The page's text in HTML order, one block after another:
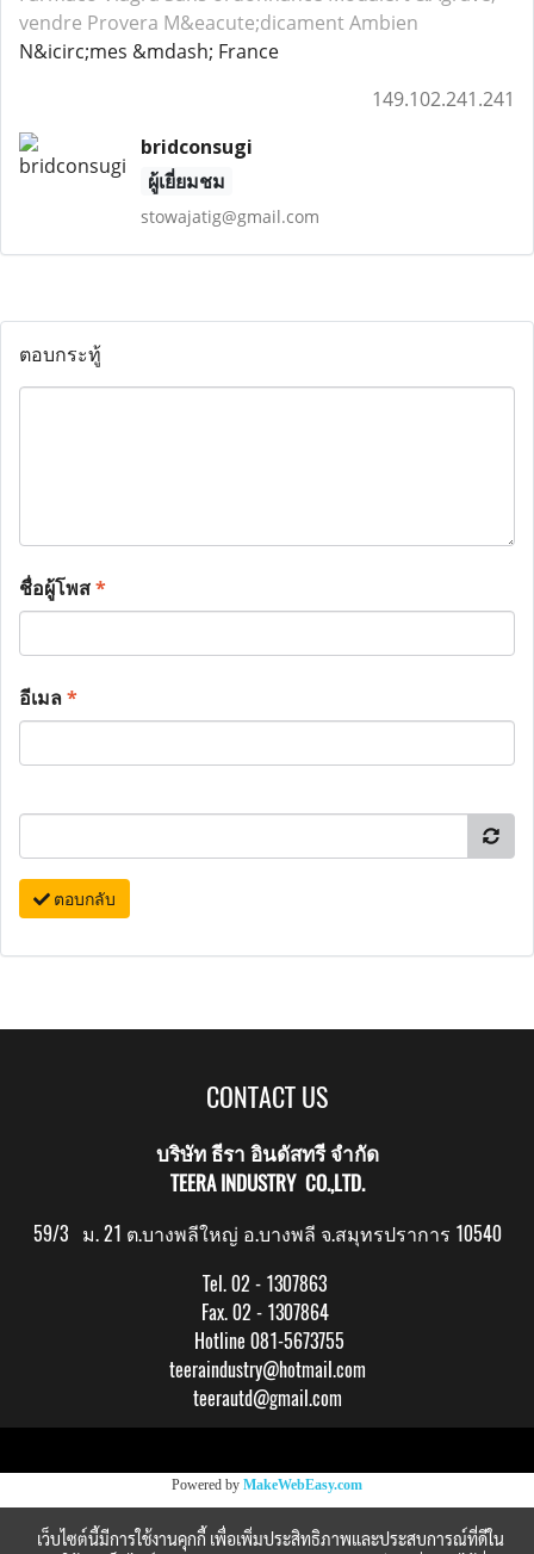
vendre Provera M&eacute;dicament Ambien
N&icirc;mes &mdash; France
149.102.241.241
bridconsugi
ผู้เยี่ยมชม
stowajatig@gmail.com
ตอบกระทู้
ชื่อผู้โพส*
อีเมล*
ตอบกลับ
CONTACT US
บริษัท ธีรา อินดัสทรี จำกัด
TEERA INDUSTRY CO.,LTD.
59/3 ม. 21 ต.บางพลีใหญ่ อ.บางพลี จ.สมุทรปราการ 10540
Tel. 02 - 1307863
Fax. 02 - 1307864
Hotline 081-5673755
teeraindustry@hotmail.com
teerautd@gmail.com
Powered by MakeWebEasy.com
เว็บไซต์นี้มีการใช้งานคุกกี้ เพื่อเพิ่มประสิทธิภาพและประสบการณ์ที่ดีใน